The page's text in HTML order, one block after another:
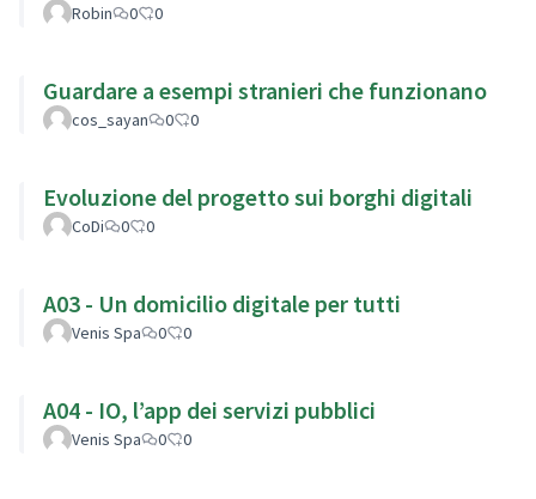
Robin 0 0
Guardare a esempi stranieri che funzionano
cos_sayan 0 0
Evoluzione del progetto sui borghi digitali
CoDi 0 0
A03 - Un domicilio digitale per tutti
Venis Spa 0 0
A04 - IO, l’app dei servizi pubblici
Venis Spa 0 0